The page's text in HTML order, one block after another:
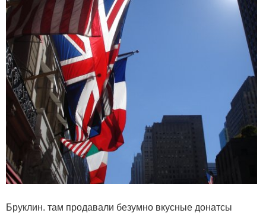
Бруклин. там продавали безумно вкусные донатсы